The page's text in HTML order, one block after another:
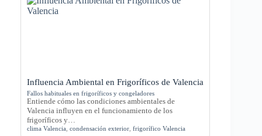
Influencia Ambiental en Frigoríficos de Valencia
Fallos habituales en frigoríficos y congeladores
Entiende cómo las condiciones ambientales de
Valencia influyen en el funcionamiento de los
frigoríficos y…
clima Valencia condensación exterior frigorífico Valencia